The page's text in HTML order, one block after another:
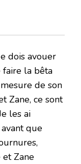
dois avouer
faire la bêta
de son
Zane, ce sont
les ai
que
Zane